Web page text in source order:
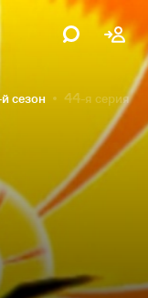
сезон 44-я серия